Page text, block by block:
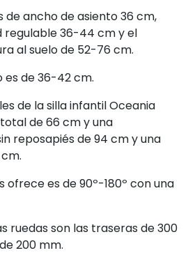
de ancho de asiento 36 cm,
regulable 36-44 cm y el
al suelo de 52-76 cm.
es de 36-42 cm.
de la silla infantil Oceania
de 66 cm y una
reposapiés de 94 cm y una
ofrece es de 90º-180º con una
ruedas son las traseras de 300
200 mm.